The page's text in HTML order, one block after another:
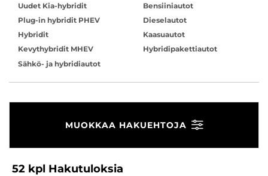
Uudet Kia-hybridit
Plug-in hybridit PHEV
Hybridit
Kevythybridit MHEV
Sähkö- ja hybridiautot
Bensiiniautot
Dieselautot
Kaasuautot
Hybridipakettiautot
MUOKKAA HAKUEHTOJA
52 kpl Hakutuloksia